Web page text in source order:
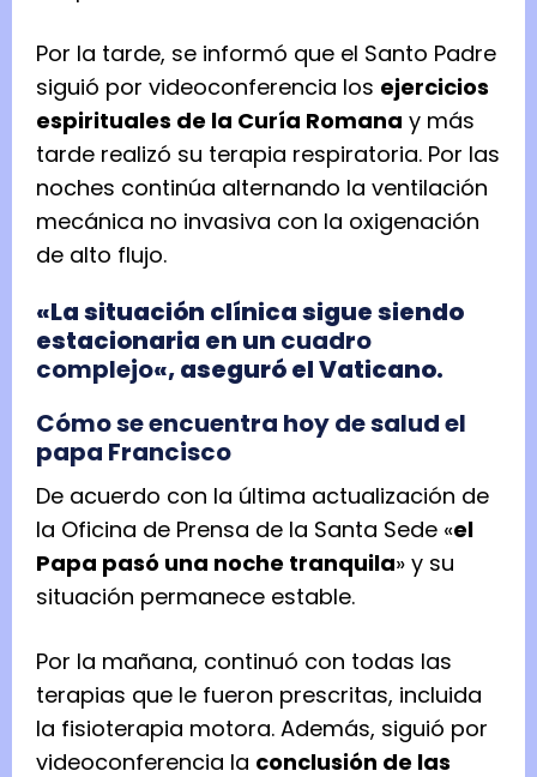
Por la tarde, se informó que el Santo Padre
siguió por videoconferencia los ejercicios
espirituales de la Curía Romana y más
tarde realizó su terapia respiratoria. Por las
noches continúa alternando la ventilación
mecánica no invasiva con la oxigenación
de alto flujo.
«La situación clínica sigue siendo
estacionaria en un cuadro
complejo«, aseguró el Vaticano.
Cómo se encuentra hoy de salud el
papa Francisco
De acuerdo con la última actualización de
la Oficina de Prensa de la Santa Sede «el
Papa pasó una noche tranquila» y su
situación permanece estable.
Por la mañana, continuó con todas las
terapias que le fueron prescritas, incluida
la fisioterapia motora. Además, siguió por
videoconferencia la conclusión de las